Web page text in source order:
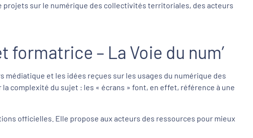
projets sur le numérique des collectivités territoriales, des acteurs
formatrice – La Voie du num’
et les idées reçues sur les usages du numérique des
complexité du sujet : les « écrans » font, en effet, référence à une
officielles. Elle propose aux acteurs des ressources pour mieux